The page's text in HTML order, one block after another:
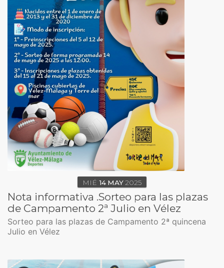
MIÉ 14 MAY2025
Nota informativa .Sorteo para las plazas
de Campamento 2ª Julio en Vélez
Sorteo para las plazas de Campamento 2ª quincena
Julio en Vélez